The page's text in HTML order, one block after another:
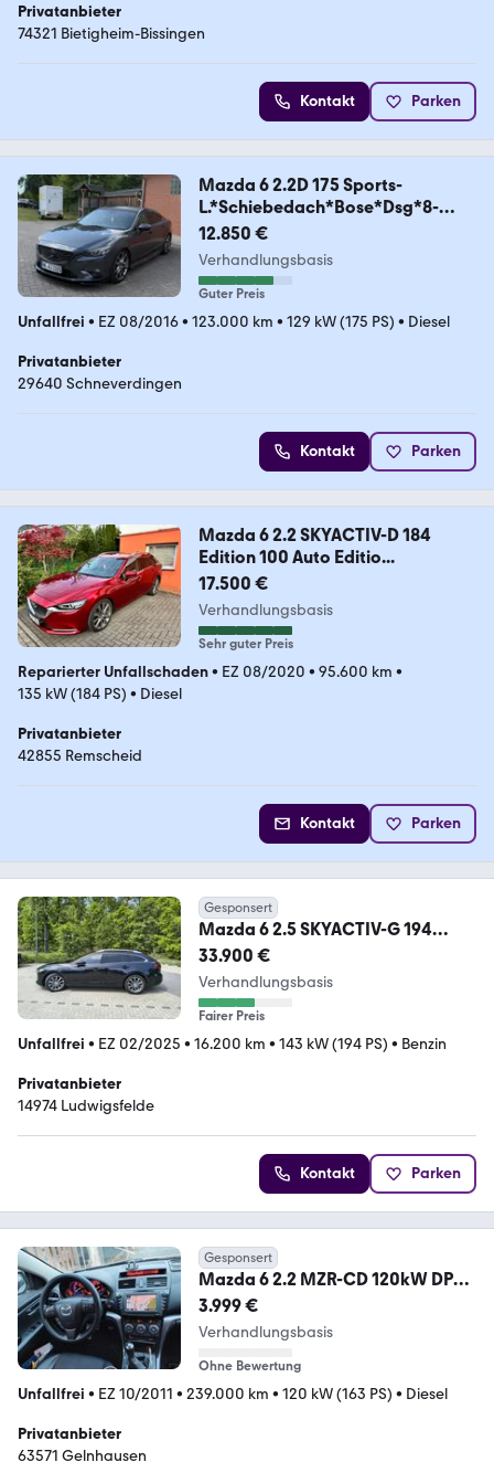
Privatanbieter
74321 Bietigheim-Bissingen
Kontakt Parken
Mazda 6 2.2D 175 Sports-
L.*Schiebedach*Bose*Dsg*8-
Fach
12.850 €
Verhandlungsbasis
Guter Preis
Unfallfrei • EZ 08/2016• 123.000 km • 129 kW (175 PS) • Diesel
Privatanbieter
29640 Schneverdingen
Kontakt Parken
Mazda 6 2.2 SKYACTIV-D 184
Edition 100 Auto Editio...
17.500 €
Verhandlungsbasis
Sehr guter Preis
Reparierter Unfallschaden• EZ 08/2020 • 95.600 km •
135 kW (184 PS) • Diesel
Privatanbieter
42855 Remscheid
Kontakt Parken
Gesponsert
Mazda 6 2.5 SKYACTIV-G 194
Takumi - AHK, StHz, VOLL
33.900 €
Verhandlungsbasis
Fairer Preis
Unfallfrei • EZ 02/2025 • 16.200 km • 143 kW (194 PS) • Benzin
Privatanbieter
14974 Ludwigsfelde
Kontakt Parken
Gesponsert
Mazda 6 2.2 MZR-CD 120kW DPF
Center-Line Center-Line
3.999 €
Verhandlungsbasis
Ohne Bewertung
Unfallfrei • EZ 10/2011 • 239.000 km • 120 kW (163 PS) • Diesel
Privatanbieter
63571 Gelnhausen